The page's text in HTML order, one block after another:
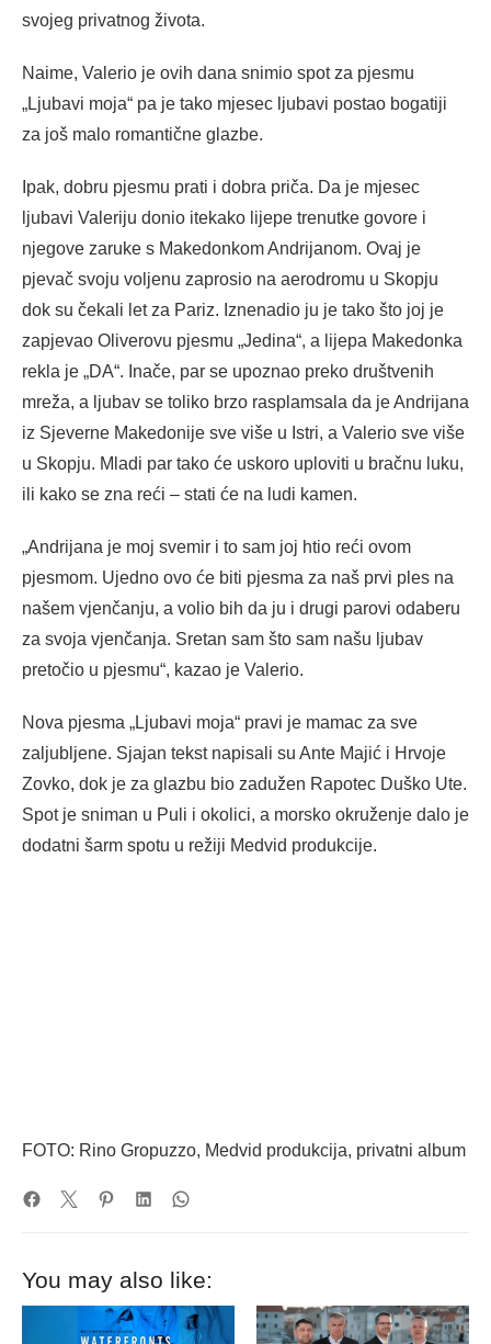
svojeg privatnog života.
Naime, Valerio je ovih dana snimio spot za pjesmu
„Ljubavi moja“ pa je tako mjesec ljubavi postao bogatiji
za još malo romantične glazbe.
Ipak, dobru pjesmu prati i dobra priča. Da je mjesec
ljubavi Valeriju donio itekako lijepe trenutke govore i
njegove zaruke s Makedonkom Andrijanom. Ovaj je
pjevač svoju voljenu zaprosio na aerodromu u Skopju
dok su čekali let za Pariz. Iznenadio ju je tako što joj je
zapjevao Oliverovu pjesmu „Jedina“, a lijepa Makedonka
rekla je „DA“. Inače, par se upoznao preko društvenih
mreža, a ljubav se toliko brzo rasplamsala da je Andrijana
iz Sjeverne Makedonije sve više u Istri, a Valerio sve više
u Skopju. Mladi par tako će uskoro uploviti u bračnu luku,
ili kako se zna reći – stati će na ludi kamen.
„Andrijana je moj svemir i to sam joj htio reći ovom
pjesmom. Ujedno ovo će biti pjesma za naš prvi ples na
našem vjenčanju, a volio bih da ju i drugi parovi odaberu
za svoja vjenčanja. Sretan sam što sam našu ljubav
pretočio u pjesmu“, kazao je Valerio.
Nova pjesma „Ljubavi moja“ pravi je mamac za sve
zaljubljene. Sjajan tekst napisali su Ante Majić i Hrvoje
Zovko, dok je za glazbu bio zadužen Rapotec Duško Ute.
Spot je sniman u Puli i okolici, a morsko okruženje dalo je
dodatni šarm spotu u režiji Medvid produkcije.
FOTO: Rino Gropuzzo, Medvid produkcija, privatni album
You may also like: